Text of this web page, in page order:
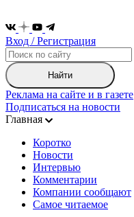
Вход / Регистрация
Найти
Реклама на сайте и в газете
Подписаться на новости
Главная
Коротко
Новости
Интервью
Комментарии
Компании сообщают
Самое читаемое